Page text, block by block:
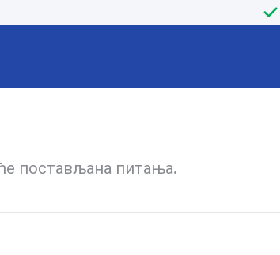
постављана питања.